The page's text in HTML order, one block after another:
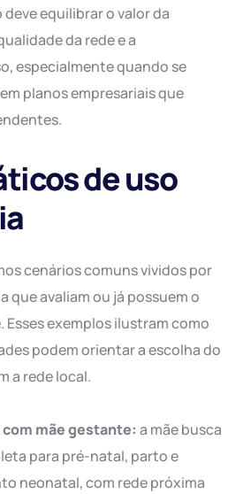
equilibrar o valor da
da rede e a
especialmente quando se
planos empresariais que
de uso
cenários comuns vividos por
que avaliam ou já possuem o
Esses exemplos ilustram como
podem orientar a escolha do
a rede local.
com mãe gestante: a mãe busca
para pré-natal, parto e
neonatal, com rede próxima